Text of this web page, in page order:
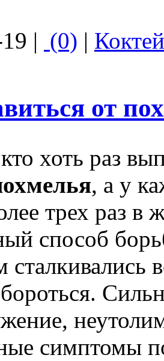
| (0) |
от
хоть раз
, а у
трех раз в
способ
сталкивались
симптомы